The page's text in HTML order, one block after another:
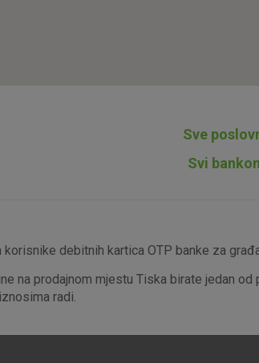
Sve
Svi
korisnike debitnih kartica OTP banke za
na prodajnom mjestu Tiska birate jedan od
radi.